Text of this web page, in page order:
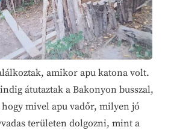
amikor apu katona volt.
átutaztak a Bakonyon busszal,
mivel apu vadőr, milyen jó
területen dolgozni, mint a